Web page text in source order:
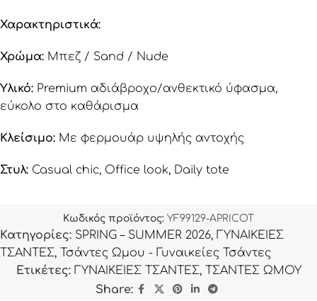
Χαρακτηριστικά:
Χρώμα: Μπεζ / Sand / Nude
Υλικό: Premium αδιάβροχο/ανθεκτικό ύφασμα,
εύκολο στο καθάρισμα
Κλείσιμο: Με φερμουάρ υψηλής αντοχής
Στυλ: Casual chic, Office look, Daily tote
Κωδικός προϊόντος: YF99129-APRICOT
Κατηγορίες: SPRING – SUMMER 2026, ΓΥΝΑΙΚΕΙΕΣ
ΤΣΑΝΤΕΣ, Τσάντες Ωμου - Γυναικείες Τσάντες
Ετικέτες: ΓΥΝΑΙΚΕΙΕΣ ΤΣΑΝΤΕΣ, ΤΣΑΝΤΕΣ ΩΜΟΥ
Share: